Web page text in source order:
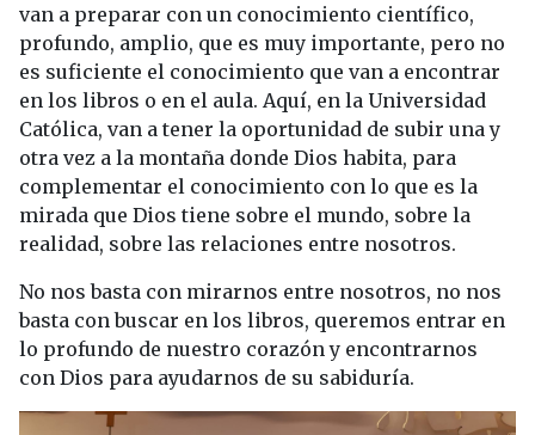
van a preparar con un conocimiento científico,
profundo, amplio, que es muy importante, pero no
es suficiente el conocimiento que van a encontrar
en los libros o en el aula. Aquí, en la Universidad
Católica, van a tener la oportunidad de subir una y
otra vez a la montaña donde Dios habita, para
complementar el conocimiento con lo que es la
mirada que Dios tiene sobre el mundo, sobre la
realidad, sobre las relaciones entre nosotros.
No nos basta con mirarnos entre nosotros, no nos
basta con buscar en los libros, queremos entrar en
lo profundo de nuestro corazón y encontrarnos
con Dios para ayudarnos de su sabiduría.